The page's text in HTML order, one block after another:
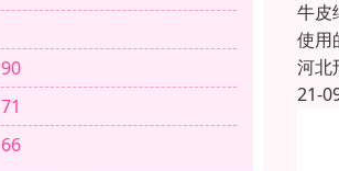
90
71
66
牛皮
使用
河北
21-